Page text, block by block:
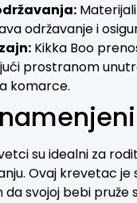
Materijali
održavanje i
Kikka Boo
prostranom
komarce.
su idealni za
Ovaj krevetac
svojoj bebi